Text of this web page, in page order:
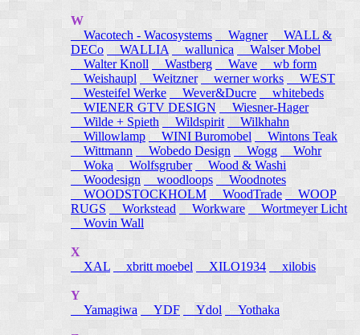
W
Wacotech - Wacosystems
Wagner
WALL &
DECo
WALLIA wallunica
Walser Mobel
Walter Knoll
Wastberg Wave
wb form
Weishaupl
Weitzner werner works
WEST
Westeifel Werke
Wever&Ducre
whitebeds
WIENER GTV DESIGN
Wiesner-Hager
Wilde + Spieth
Wildspirit
Wilkhahn
Willowlamp
WINI Buromobel
Wintons Teak
Wittmann
Wobedo Design Wogg
Wohr
Woka
Wolfsgruber
Wood & Washi
Woodesign
woodloops
Woodnotes
WOODSTOCKHOLM
WoodTrade
WOOP
RUGS
Workstead Workware
Wortmeyer Licht
Wovin Wall
X
XAL
xbritt moebel XILO1934 xilobis
Y
Yamagiwa
YDF Ydol Yothaka